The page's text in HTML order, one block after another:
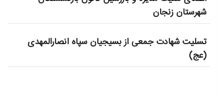
شهرستان زنجان
تسلیت شهادت جمعی از بسیجیان سپاه انصارالمهدی
(عج)